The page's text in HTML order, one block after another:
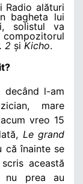
Radio alături
bagheta lui
solistul va
2 și Kicho.
l-am
mare
vreo 15
Le grand
că înainte se
această
nu prea au